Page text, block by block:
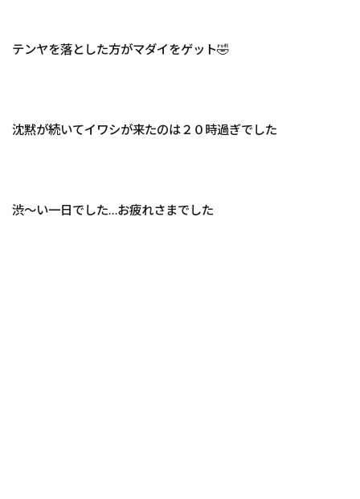
テンヤを落とした方がマダイをゲット🤣
沈黙が続いてイワシが来たのは２０時過ぎでした
渋～い一日でした…お疲れさまでした